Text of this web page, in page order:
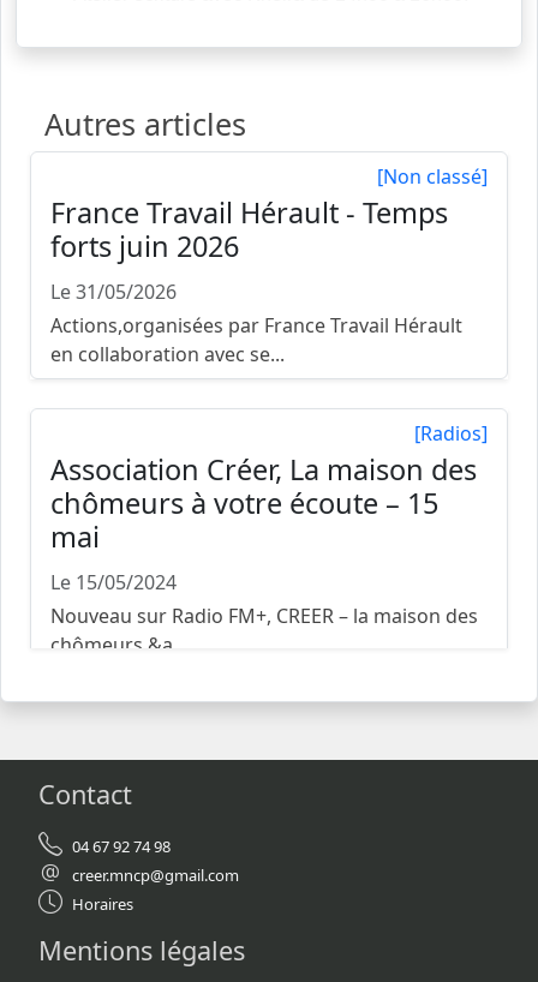
Autres articles
[Non classé]
France Travail Hérault - Temps
forts juin 2026
Le 31/05/2026
Actions,organisées par France Travail Hérault
en collaboration avec se...
[Radios]
Association Créer, La maison des
chômeurs à votre écoute – 15
mai
Le 15/05/2024
Nouveau sur Radio FM+, CREER – la maison des
chômeurs &a...
Contact
04 67 92 74 98
creer.mncp@gmail.com
Horaires
Mentions légales